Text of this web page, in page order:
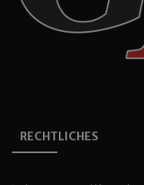
RECHTLICHES